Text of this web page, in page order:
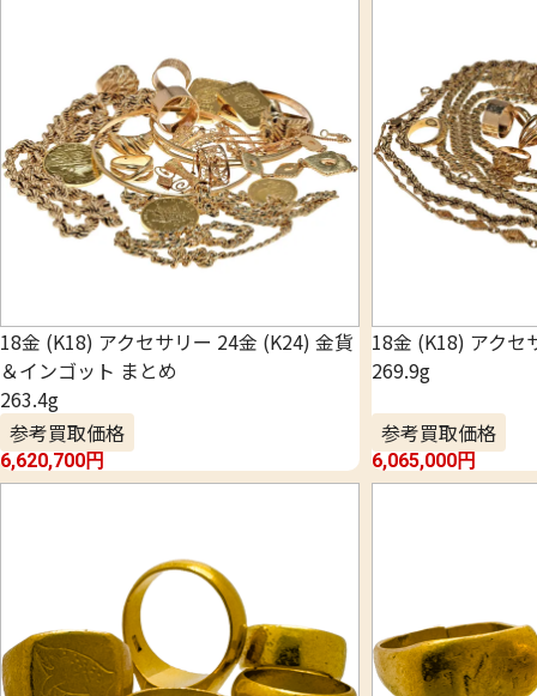
18金 (K18) アクセサリー 24金 (K24) 金貨
＆インゴット まとめ
263.4g
参考買取価格
6,620,700円
18金 (K18) アクセ
269.9g
参考買取価格
6,065,000円